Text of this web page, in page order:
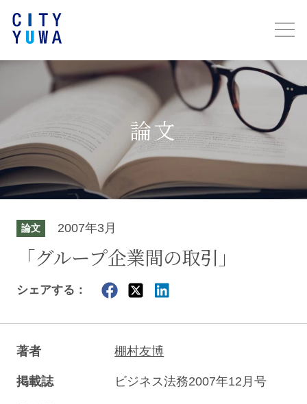
論文
論文 2007年3月
「グループ企業間の取引」
シェアする：
著者 棚村友博
掲載誌 ビジネス法務2007年12月号